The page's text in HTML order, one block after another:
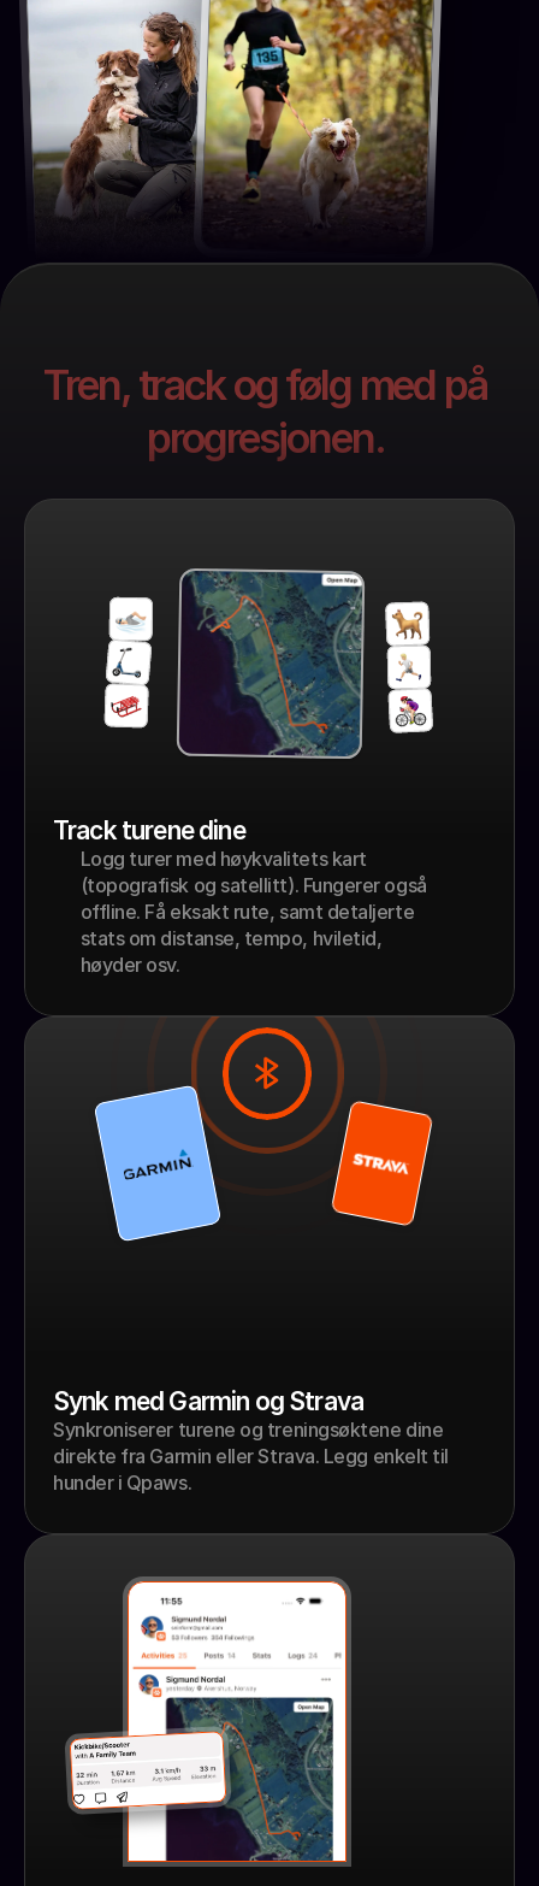
Tren, track og følg med på
progresjonen.
Track turene dine
Logg turer med høykvalitets kart
(topografisk og satellitt). Fungerer også
offline. Få eksakt rute, samt detaljerte
stats om distanse, tempo, hviletid,
høyder osv.
Synk med Garmin og Strava
Synkroniserer turene og treningsøktene dine
direkte fra Garmin eller Strava. Legg enkelt til
hunder i Qpaws.